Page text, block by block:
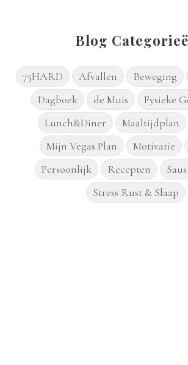
Blog
75HARD Afvallen Beweging
Dagboek
de Muis
Fysieke
Lunch&Diner
Maaltijdplan
Mijn Vegas Plan
Motivatie
Persoonlijk
Recepten Saus
Stress Rust & Slaap